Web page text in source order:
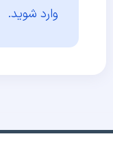
وارد شوید.